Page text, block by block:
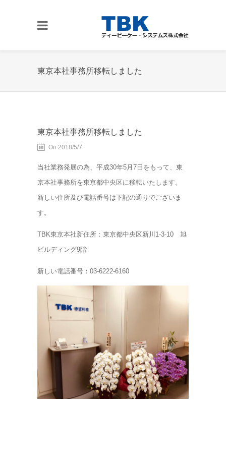
東京本社事務所移転しました
東京本社事務所移転しました
On 2018/5/7
当社業務発展の為、平成30年5月7日をもって、東
京本社事務所を東京都中央区に移転いたします。
新しい住所及び電話番号は下記の通りでございま
す。
TBK東京本社新住所：東京都中央区新川1-3-10 旭
ビルディング9階
新しい電話番号：03-6222-6160